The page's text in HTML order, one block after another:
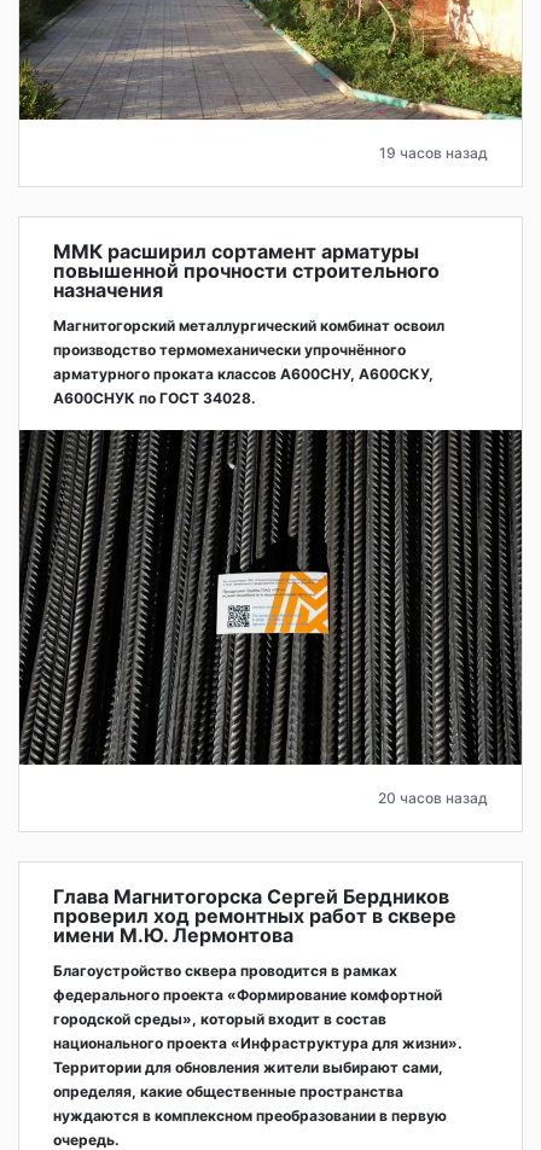
19 часов назад
ММК расширил сортамент арматуры
повышенной прочности строительного
назначения
Магнитогорский металлургический комбинат освоил
производство термомеханически упрочнённого
арматурного проката классов А600СНУ, А600СКУ,
А600СНУК по ГОСТ 34028.
20 часов назад
Глава Магнитогорска Сергей Бердников
проверил ход ремонтных работ в сквере
имени М.Ю. Лермонтова
Благоустройство сквера проводится в рамках
федерального проекта «Формирование комфортной
городской среды», который входит в состав
национального проекта «Инфраструктура для жизни».
Территории для обновления жители выбирают сами,
определяя, какие общественные пространства
нуждаются в комплексном преобразовании в первую
очередь.